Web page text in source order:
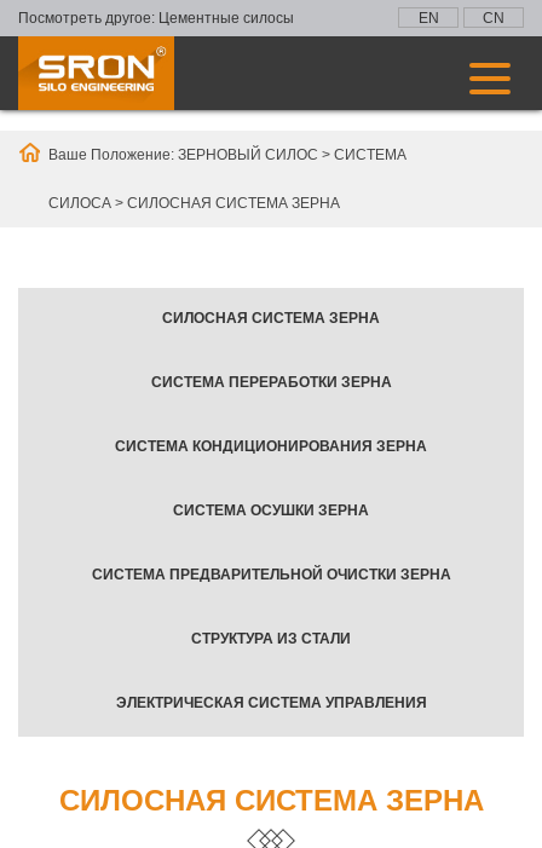
Посмотреть другое: Цементные силосы EN CN
Ваше Положение: ЗЕРНОВЫЙ СИЛОС > СИСТЕМА
СИЛОСА > СИЛОСНАЯ СИСТЕМА ЗЕРНА
СИЛОСНАЯ СИСТЕМА ЗЕРНА
СИСТЕМА ПЕРЕРАБОТКИ ЗЕРНА
СИСТЕМА КОНДИЦИОНИРОВАНИЯ ЗЕРНА
СИСТЕМА ОСУШКИ ЗЕРНА
СИСТЕМА ПРЕДВАРИТЕЛЬНОЙ ОЧИСТКИ ЗЕРНА
СТРУКТУРА ИЗ СТАЛИ
ЭЛЕКТРИЧЕСКАЯ СИСТЕМА УПРАВЛЕНИЯ
СИЛОСНАЯ СИСТЕМА ЗЕРНА